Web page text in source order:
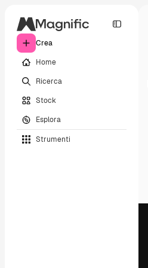
Crea
Home
Ricerca
Stock
Esplora
Strumenti